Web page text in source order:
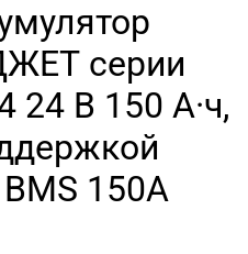
серии
24 В 150 А·ч,
150A